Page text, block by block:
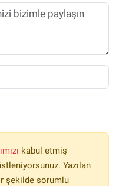
kabul etmiş
Yazılan
şekilde sorumlu